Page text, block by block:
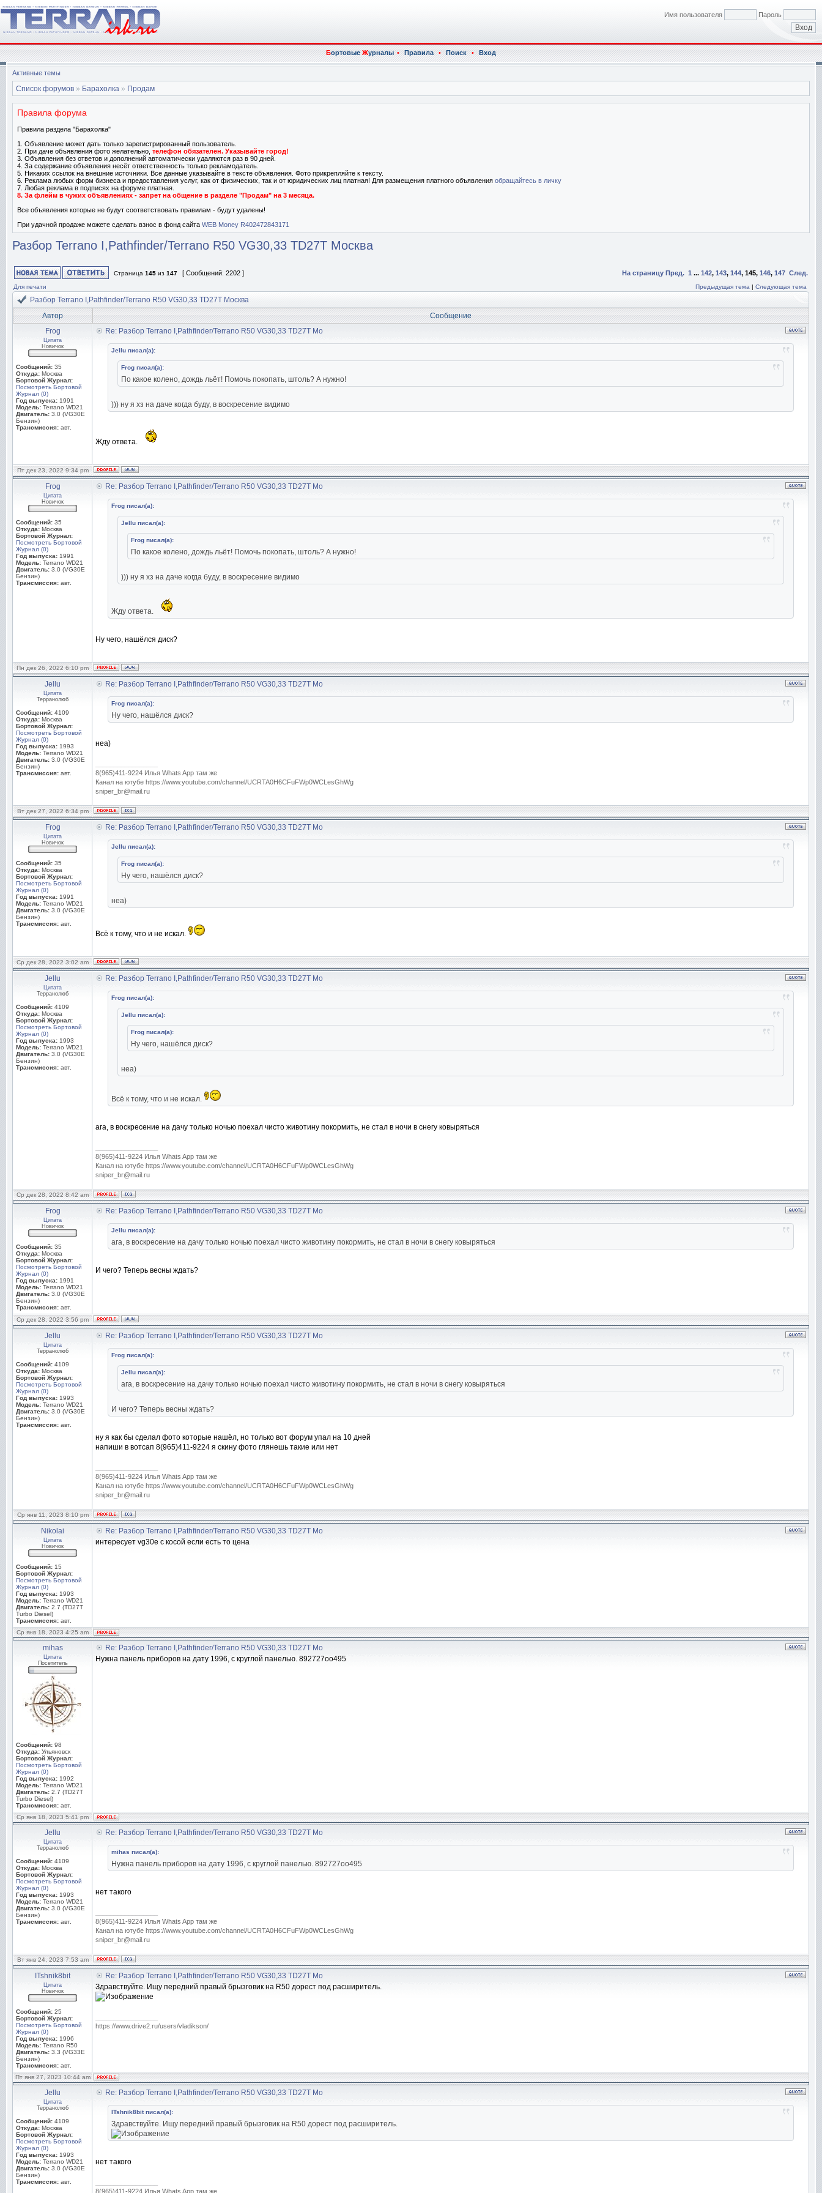
Имя пользователя Пароль
БортовыеЖурналы • Правила • Поиск • Вход
Активные темы
Список форумов » Барахолка » Продам
Правила форума
Правила раздела "Барахолка"
1. Объявление может дать только зарегистрированный пользователь.
2. При даче объявления фото желательно, телефон обязателен. Указывайте город!
3. Объявления без ответов и дополнений автоматически удаляются раз в 90 дней.
4. За содержание объявления несёт ответственность только рекламодатель.
5. Никаких ссылок на внешние источники. Все данные указывайте в тексте объявления. Фото прикрепляйте к тексту.
6. Реклама любых форм бизнеса и предоставления услуг, как от физических, так и от юридических лиц платная! Для размещения платного объявления обращайтесь в личку
7. Любая реклама в подписях на форуме платная.
8. За флейм в чужих объявлениях - запрет на общение в разделе "Продам" на 3 месяца.
Все объявления которые не будут соответствовать правилам - будут удалены!
При удачной продаже можете сделать взнос в фонд сайта WEB Money R402472843171
Разбор Terrano I,Pathfinder/Terrano R50 VG30,33 TD27T Москва
Страница 145 из 147 [ Сообщений: 2202 ] На страницу Пред. 1 ... 142, 143, 144, 145, 146, 147 След.
Для печати Предыдущая тема | Следующая тема
Разбор Terrano I,Pathfinder/Terrano R50 VG30,33 TD27T Москва
Автор
Сообщение
Frog
Цитата
Новичок
Сообщений: 35
Откуда: Москва
Бортовой Журнал:
Посмотреть Бортовой
Журнал (0)
Год выпуска: 1991
Модель: Terrano WD21
Двигатель: 3.0 (VG30E
Бензин)
Трансмиссия: авт.
Re: Разбор Terrano I,Pathfinder/Terrano R50 VG30,33 TD27T Мо
Jellu писал(а):
Frog писал(а):
По какое колено, дождь льёт! Помочь покопать, штоль? А нужно!
))) ну я хз на даче когда буду, в воскресение видимо
Жду ответа.
Пт дек 23, 2022 9:34 pm
Frog
Цитата
Новичок
Сообщений: 35
Откуда: Москва
Бортовой Журнал:
Посмотреть Бортовой
Журнал (0)
Год выпуска: 1991
Модель: Terrano WD21
Двигатель: 3.0 (VG30E
Бензин)
Трансмиссия: авт.
Re: Разбор Terrano I,Pathfinder/Terrano R50 VG30,33 TD27T Мо
Frog писал(а):
Jellu писал(а):
Frog писал(а):
По какое колено, дождь льёт! Помочь покопать, штоль? А нужно!
))) ну я хз на даче когда буду, в воскресение видимо
Жду ответа.
Ну чего, нашёлся диск?
Пн дек 26, 2022 6:10 pm
Jellu
Цитата
Терранолюб
Сообщений: 4109
Откуда: Москва
Бортовой Журнал:
Посмотреть Бортовой
Журнал (0)
Год выпуска: 1993
Модель: Terrano WD21
Двигатель: 3.0 (VG30E
Бензин)
Трансмиссия: авт.
Re: Разбор Terrano I,Pathfinder/Terrano R50 VG30,33 TD27T Мо
Frog писал(а):
Ну чего, нашёлся диск?
неа)
8(965)411-9224 Илья Whats App там же
Канал на ютубе https://www.youtube.com/channel/UCRTA0H6CFuFWp0WCLesGhWg
sniper_br@mail.ru
Вт дек 27, 2022 6:34 pm
Frog
Цитата
Новичок
Сообщений: 35
Откуда: Москва
Бортовой Журнал:
Посмотреть Бортовой
Журнал (0)
Год выпуска: 1991
Модель: Terrano WD21
Двигатель: 3.0 (VG30E
Бензин)
Трансмиссия: авт.
Re: Разбор Terrano I,Pathfinder/Terrano R50 VG30,33 TD27T Мо
Jellu писал(а):
Frog писал(а):
Ну чего, нашёлся диск?
неа)
Всё к тому, что и не искал.
Ср дек 28, 2022 3:02 am
Jellu
Цитата
Терранолюб
Сообщений: 4109
Откуда: Москва
Бортовой Журнал:
Посмотреть Бортовой
Журнал (0)
Год выпуска: 1993
Модель: Terrano WD21
Двигатель: 3.0 (VG30E
Бензин)
Трансмиссия: авт.
Re: Разбор Terrano I,Pathfinder/Terrano R50 VG30,33 TD27T Мо
Frog писал(а):
Jellu писал(а):
Frog писал(а):
Ну чего, нашёлся диск?
неа)
Всё к тому, что и не искал.
ага, в воскресение на дачу только ночью поехал чисто животину покормить, не стал в ночи в снегу ковыряться
8(965)411-9224 Илья Whats App там же
Канал на ютубе https://www.youtube.com/channel/UCRTA0H6CFuFWp0WCLesGhWg
sniper_br@mail.ru
Ср дек 28, 2022 8:42 am
Frog
Цитата
Новичок
Сообщений: 35
Откуда: Москва
Бортовой Журнал:
Посмотреть Бортовой
Журнал (0)
Год выпуска: 1991
Модель: Terrano WD21
Двигатель: 3.0 (VG30E
Бензин)
Трансмиссия: авт.
Re: Разбор Terrano I,Pathfinder/Terrano R50 VG30,33 TD27T Мо
Jellu писал(а):
ага, в воскресение на дачу только ночью поехал чисто животину покормить, не стал в ночи в снегу ковыряться
И чего? Теперь весны ждать?
Ср дек 28, 2022 3:56 pm
Jellu
Цитата
Терранолюб
Сообщений: 4109
Откуда: Москва
Бортовой Журнал:
Посмотреть Бортовой
Журнал (0)
Год выпуска: 1993
Модель: Terrano WD21
Двигатель: 3.0 (VG30E
Бензин)
Трансмиссия: авт.
Re: Разбор Terrano I,Pathfinder/Terrano R50 VG30,33 TD27T Мо
Frog писал(а):
Jellu писал(а):
ага, в воскресение на дачу только ночью поехал чисто животину покормить, не стал в ночи в снегу ковыряться
И чего? Теперь весны ждать?
ну я как бы сделал фото которые нашёл, но только вот форум упал на 10 дней
напиши в вотсап 8(965)411-9224 я скину фото глянешь такие или нет
8(965)411-9224 Илья Whats App там же
Канал на ютубе https://www.youtube.com/channel/UCRTA0H6CFuFWp0WCLesGhWg
sniper_br@mail.ru
Ср янв 11, 2023 8:10 pm
Nikolai
Цитата
Новичок
Сообщений: 15
Бортовой Журнал:
Посмотреть Бортовой
Журнал (0)
Год выпуска: 1993
Модель: Terrano WD21
Двигатель: 2.7 (TD27T
Turbo Diesel)
Трансмиссия: авт.
Re: Разбор Terrano I,Pathfinder/Terrano R50 VG30,33 TD27T Мо
интересует vg30e c косой если есть то цена
Ср янв 18, 2023 4:25 am
mihas
Цитата
Посетитель
Сообщений: 98
Откуда: Ульяновск
Бортовой Журнал:
Посмотреть Бортовой
Журнал (0)
Год выпуска: 1992
Модель: Terrano WD21
Двигатель: 2.7 (TD27T
Turbo Diesel)
Трансмиссия: авт.
Re: Разбор Terrano I,Pathfinder/Terrano R50 VG30,33 TD27T Мо
Нужна панель приборов на дату 1996, с круглой панелью. 892727оо495
Ср янв 18, 2023 5:41 pm
Jellu
Цитата
Терранолюб
Сообщений: 4109
Откуда: Москва
Бортовой Журнал:
Посмотреть Бортовой
Журнал (0)
Год выпуска: 1993
Модель: Terrano WD21
Двигатель: 3.0 (VG30E
Бензин)
Трансмиссия: авт.
Re: Разбор Terrano I,Pathfinder/Terrano R50 VG30,33 TD27T Мо
mihas писал(а):
Нужна панель приборов на дату 1996, с круглой панелью. 892727оо495
нет такого
8(965)411-9224 Илья Whats App там же
Канал на ютубе https://www.youtube.com/channel/UCRTA0H6CFuFWp0WCLesGhWg
sniper_br@mail.ru
Вт янв 24, 2023 7:53 am
ITshnik8bit
Цитата
Новичок
Сообщений: 25
Бортовой Журнал:
Посмотреть Бортовой
Журнал (0)
Год выпуска: 1996
Модель: Terrano R50
Двигатель: 3.3 (VG33E
Бензин)
Трансмиссия: авт.
Re: Разбор Terrano I,Pathfinder/Terrano R50 VG30,33 TD27T Мо
Здравствуйте. Ищу передний правый брызговик на R50 дорест под расширитель.
https://www.drive2.ru/users/vladikson/
Пт янв 27, 2023 10:44 am
Jellu
Цитата
Терранолюб
Сообщений: 4109
Откуда: Москва
Бортовой Журнал:
Посмотреть Бортовой
Журнал (0)
Год выпуска: 1993
Модель: Terrano WD21
Двигатель: 3.0 (VG30E
Бензин)
Трансмиссия: авт.
Re: Разбор Terrano I,Pathfinder/Terrano R50 VG30,33 TD27T Мо
ITshnik8bit писал(а):
Здравствуйте. Ищу передний правый брызговик на R50 дорест под расширитель.
нет такого
8(965)411-9224 Илья Whats App там же